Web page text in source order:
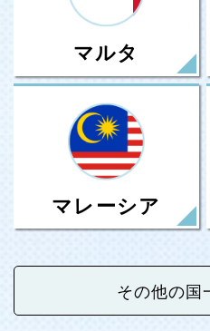
マルタ
マレーシア
その他の国